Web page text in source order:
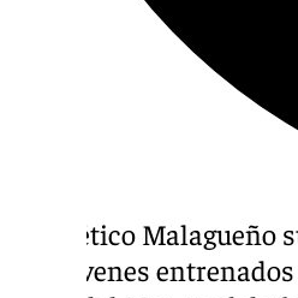
El Atlético Malagueño
Los jóvenes